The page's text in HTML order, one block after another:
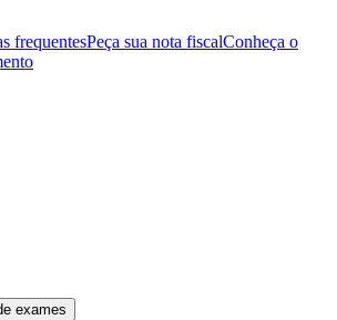
frequentesPeça sua nota fiscalConheça o
exames